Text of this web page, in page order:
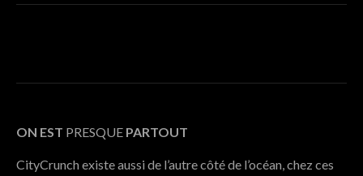
ON EST PRESQUE PARTOUT
CityCrunch existe aussi de l’autre côté de l’océan, chez ces